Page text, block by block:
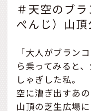
＃天空のブ
ぺんじ）山頂
「大人がブラン
ら乗ってみると
しゃぎした私。
空に漕ぎ出すあ
山頂の芝生広場